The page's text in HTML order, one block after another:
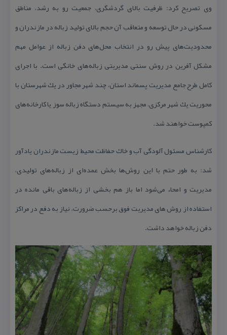
وی تصریح كرد: ظرفیت بالای گردشگری، جمعیت رو به رشد، مناطق
مسكونی در حال توسعه و متعاقب آن حجم بالای تولید زباله در مازندران و
محدودیت‌های پیش رو در انتخاب محل‌های دفن زباله از عوامل مهم
مشكل آفرین در روش سنتی مدیریتی زباله‌های خانگی است. با اجرای
كامل طرح جامع مدیریت پسماند استان، چند شهر مجاور در یك شهرستان با
محوریت یك شهر مركزی، مجهز به سیستم دستگاه زباله سوز یا كارخانه‌های
كمپوست خواهند شد.
كارشناس مسئول آلودگی آب و خاك حفاظت محیط زیست مازندران یادآور
شد: به طور حتم با این روش‌ها بخش عمده‌ای از زباله‌های تولیدی،
مدیریت و امحاء می‌شود اما باز هم بخشی از زباله‌های باقی مانده در
استفاده از روش های مدیریت فوق برحسب ضرورت، نیاز به دفع در مراكز
دفن زباله خواهد داشت.